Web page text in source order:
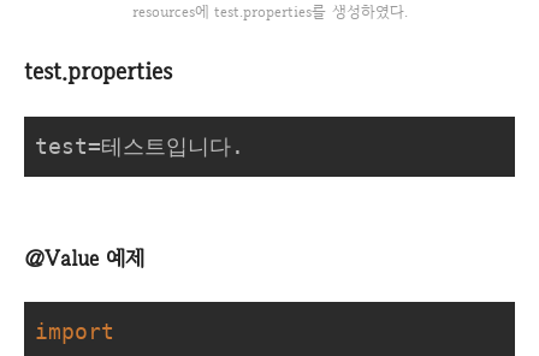
resources에 test.properties를 생성하였다.
test.properties
test=테스트입니다.
@Value 예제
import